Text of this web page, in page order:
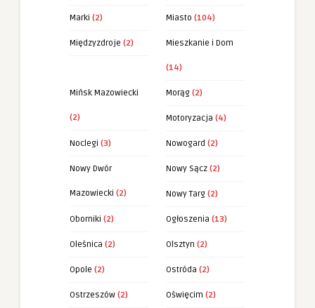
Marki (2) Miasto (104)
Międzyzdroje (2) Mieszkanie i Dom
(14)
Mińsk Mazowiecki
(2)
Morąg (2)
Motoryzacja (4)
Noclegi (3) Nowogard (2)
Nowy Dwór
Mazowiecki (2)
Nowy Sącz (2)
Nowy Targ (2)
Oborniki (2) Ogłoszenia (13)
Oleśnica (2) Olsztyn (2)
Opole (2) Ostróda (2)
Ostrzeszów (2) Oświęcim (2)